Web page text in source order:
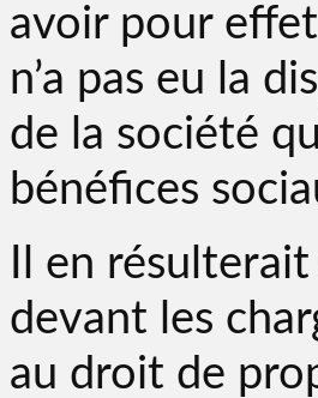
avoir pour
n’a pas eu la
de la société
bénéfices
Il en
devant les
au droit de